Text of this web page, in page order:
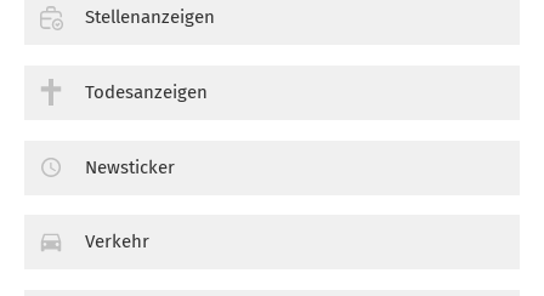
Stellenanzeigen
Todesanzeigen
Newsticker
Verkehr